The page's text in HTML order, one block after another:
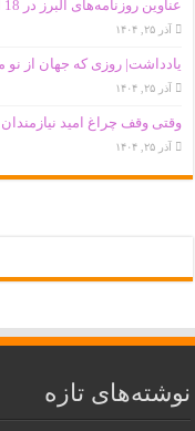
عناوین روزنامه‌های البرز در ‌18 آذرماه/صدرنشینی در ارائه خدمات زایمان بی‌درد
آذر ۲۵, ۱۴۰۴
یادداشت| روزی که جهان از نو
آذر ۲۵, ۱۴۰۴
وقتی وقف چراغ امید
آذر ۲۵, ۱۴۰۴
نوشته‌های تازه